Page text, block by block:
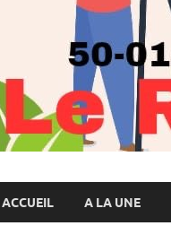
ACCUEIL A LA UNE